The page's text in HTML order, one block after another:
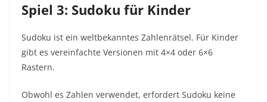
Spiel 3: Sudoku für Kinder
Sudoku ist ein weltbekanntes Zahlenrätsel. Für Kinder
gibt es vereinfachte Versionen mit 4×4 oder 6×6
Rastern.
Obwohl es Zahlen verwendet, erfordert Sudoku keine